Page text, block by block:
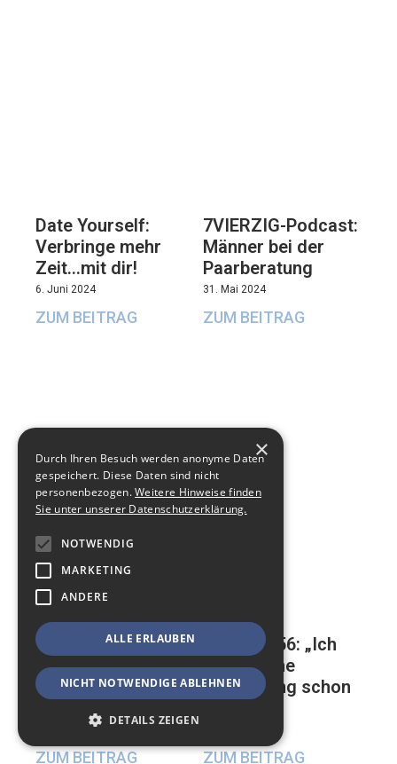
Date Yourself:
Verbringe mehr
Zeit…mit dir!
6. Juni 2024
ZUM BEITRAG
7VIERZIG-Podcast:
Männer bei der
Paarberatung
31. Mai 2024
ZUM BEITRAG
Auf der ewigen
Suche nach einer
glücklichen
Beziehung
23. Mai 2024
ZUM BEITRAG
Mathias, 56: „Ich
habe meine
Beerdigung schon
ZUM BEITRAG
×
Durch Ihren Besuch werden anonyme Daten
gespeichert. Diese Daten sind nicht
personenbezogen.Weitere Hinweise finden
Sie unter unserer Datenschutzerklärung.
NOTWENDIG
MARKETING
ANDERE
ALLE ERLAUBEN
NICHT NOTWENDIGE ABLEHNEN
DETAILS ZEIGEN